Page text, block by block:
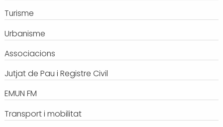
Turisme
Urbanisme
Associacions
Jutjat de Pau i Registre Civil
EMUN FM
Transport i mobilitat